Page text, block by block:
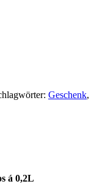
Geschenk,
á 0,2L